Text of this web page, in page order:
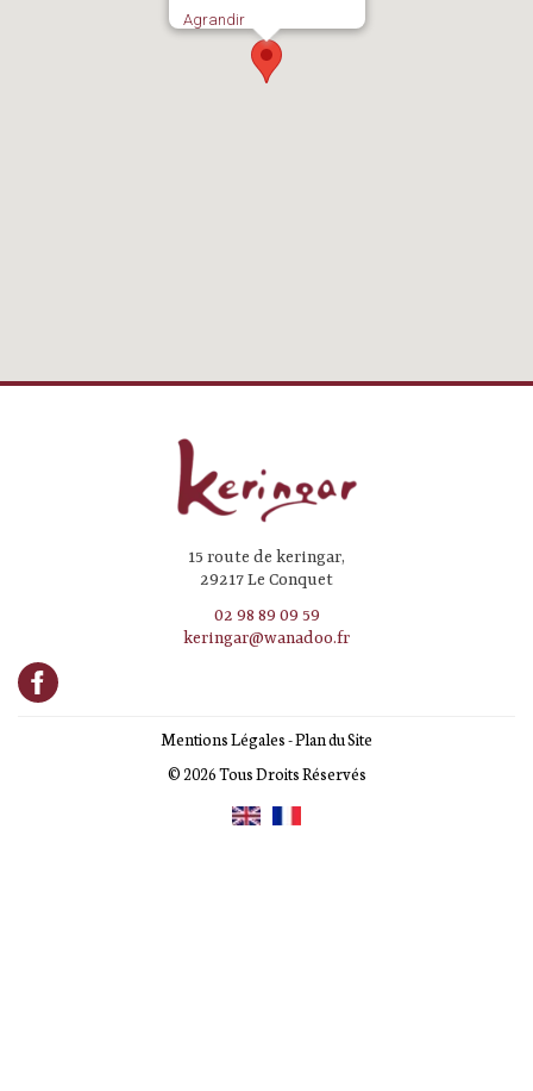
Agrandir
15 route de keringar,
29217 Le Conquet
02 98 89 09 59
keringar@wanadoo.fr
Mentions Légales-Plan du Site
© 2026 Tous Droits Réservés